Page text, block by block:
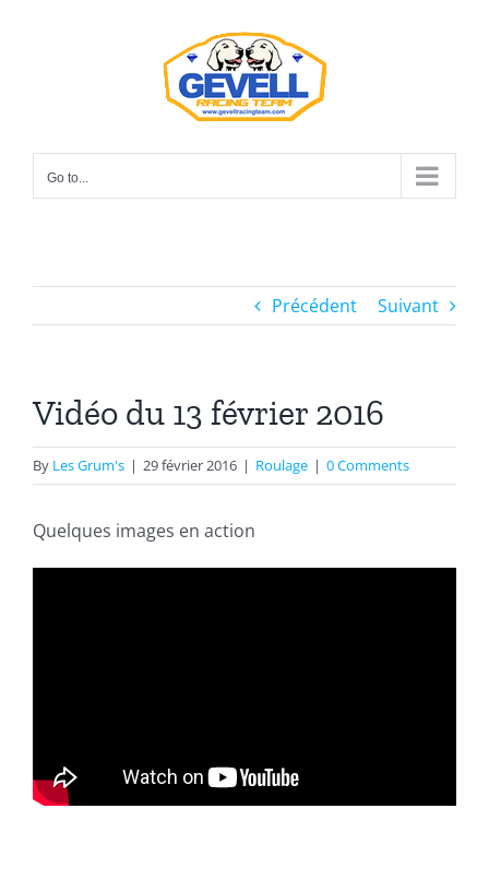
Go to...
Précédent Suivant
Vidéo du 13 février 2016
By Les Grum's | 29 février 2016 | Roulage | 0 Comments
Quelques images en action